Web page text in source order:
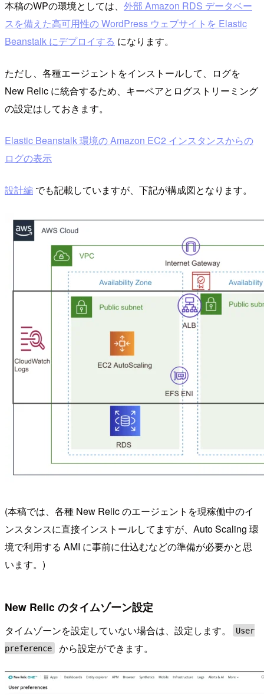
本稿のWPの環境としては、 外部 Amazon RDS データベー
スを備えた高可用性の WordPress ウェブサイトを Elastic
Beanstalk にデプロイする になります。
ただし、各種エージェントをインストールして、ログを
New Relic に統合するため、キーペアとログストリーミング
の設定はしておきます。
Elastic Beanstalk 環境の Amazon EC2 インスタンスからの
ログの表示
設計編 でも記載していますが、下記が構成図となります。
(本稿では、各種 New Relic のエージェントを現稼働中のイ
ンスタンスに直接インストールしてますが、Auto Scaling 環
境で利用する AMI に事前に仕込むなどの準備が必要かと思
います。)
New Relic のタイムゾーン設定
タイムゾーンを設定していない場合は、設定します。
User
preference
から設定ができます。